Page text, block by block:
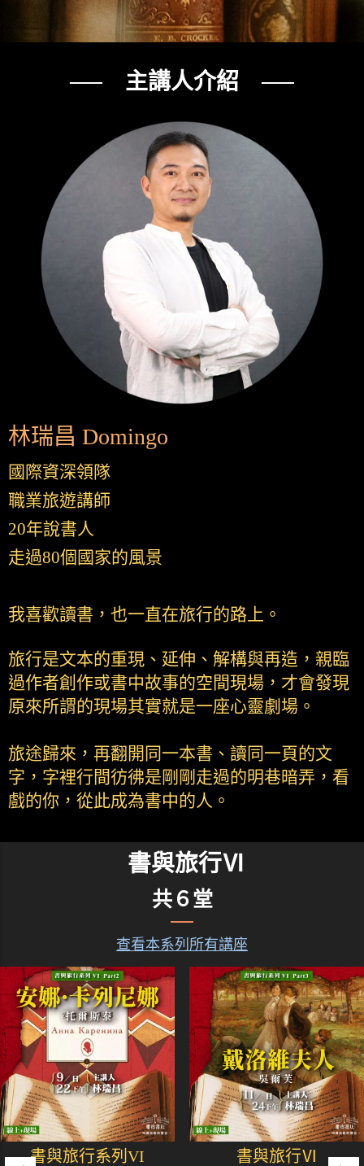
── 主講人介紹 ──
林瑞昌 Domingo
國際資深領隊
職業旅遊講師
20年說書人
走過80個國家的風景
我喜歡讀書，也一直在旅行的路上。
旅行是文本的重現、延伸、解構與再造，親臨
過作者創作或書中故事的空間現場，才會發現
原來所謂的現場其實就是一座心靈劇場。
旅途歸來，再翻開同一本書、讀同一頁的文
字，字裡行間彷彿是剛剛走過的明巷暗弄，看
戲的你，從此成為書中的人。
書與旅行Ⅵ
共６堂
查看本系列所有講座
書與旅行系列VI
書與旅行Ⅵ